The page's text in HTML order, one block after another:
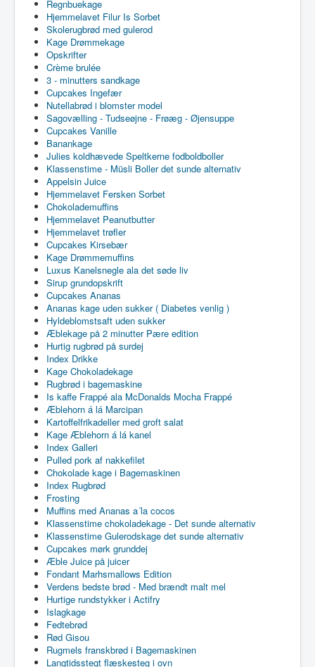
Regnbuekage
Hjemmelavet Filur Is Sorbet
Skolerugbrød med gulerod
Kage Drømmekage
Opskrifter
Crème brulée
3 - minutters sandkage
Cupcakes Ingefær
Nutellabrød i blomster model
Sagovælling - Tudseøjne - Frøæg - Øjensuppe
Cupcakes Vanille
Banankage
Julies koldhævede Speltkerne fodboldboller
Klassenstime - Müsli Boller det sunde alternativ
Appelsin Juice
Hjemmelavet Fersken Sorbet
Chokolademuffins
Hjemmelavet Peanutbutter
Hjemmelavet trøfler
Cupcakes Kirsebær
Kage Drømmemuffins
Luxus Kanelsnegle ala det søde liv
Sirup grundopskrift
Cupcakes Ananas
Ananas kage uden sukker ( Diabetes venlig )
Hyldeblomstsaft uden sukker
Æblekage på 2 minutter Pære edition
Hurtig rugbrød på surdej
Index Drikke
Kage Chokoladekage
Rugbrød i bagemaskine
Is kaffe Frappé ala McDonalds Mocha Frappé
Æblehorn á lá Marcipan
Kartoffelfrikadeller med groft salat
Kage Æblehorn á lá kanel
Index Galleri
Pulled pork af nakkefilet
Chokolade kage i Bagemaskinen
Index Rugbrød
Frosting
Muffins med Ananas a´la cocos
Klassenstime chokoladekage - Det sunde alternativ
Klassenstime Gulerodskage det sunde alternativ
Cupcakes mørk grunddej
Æble Juice på juicer
Fondant Marhsmallows Edition
Verdens bedste brød - Med brændt malt mel
Hurtige rundstykker i Actifry
Islagkage
Fedtebrød
Rød Gisou
Rugmels franskbrød i Bagemaskinen
Langtidsstegt flæskesteg i ovn